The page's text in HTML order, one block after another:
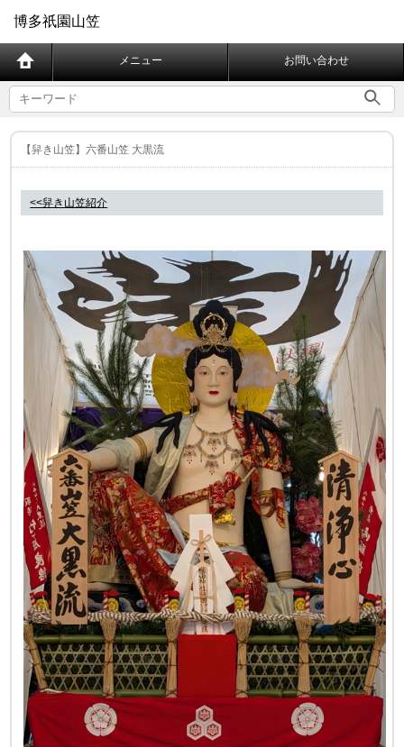
博多祇園山笠
メニュー お問い合わせ
【舁き山笠】六番山笠 大黒流
<<舁き山笠紹介